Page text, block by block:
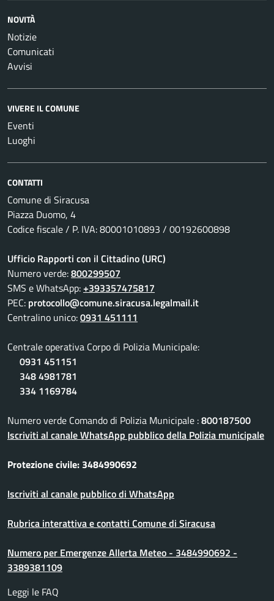
NOVITÀ
Notizie
Comunicati
Avvisi
VIVERE IL COMUNE
Eventi
Luoghi
CONTATTI
Comune di Siracusa
Piazza Duomo, 4
Codice fiscale / P. IVA: 80001010893 / 00192600898
Ufficio Rapporti con il Cittadino (URC)
Numero verde:800299507
SMS e WhatsApp:+393357475817
PEC: protocollo@comune.siracusa.legalmail.it
Centralino unico:0931 451111
Centrale operativa Corpo di Polizia Municipale:
0931 451151
348 4981781
334 1169784
Numero verde Comando di Polizia Municipale :800187500
Iscriviti al canale WhatsApp pubblico della Polizia municipale
Protezione civile: 3484990692
Iscriviti al canale pubblico di WhatsApp
Rubrica interattiva e contatti Comune di Siracusa
Numero per Emergenze Allerta Meteo - 3484990692 -
3389381109
Leggi le FAQ